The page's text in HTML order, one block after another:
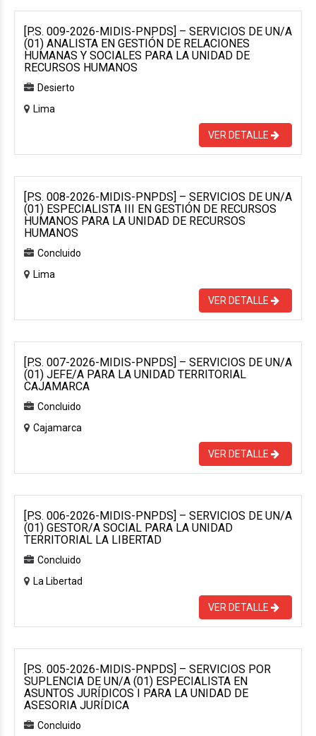
[P.S. 009-2026-MIDIS-PNPDS] – SERVICIOS DE UN/A
(01) ANALISTA EN GESTIÓN DE RELACIONES
HUMANAS Y SOCIALES PARA LA UNIDAD DE
RECURSOS HUMANOS
Desierto
Lima
VER DETALLE
[P.S. 008-2026-MIDIS-PNPDS] – SERVICIOS DE UN/A
(01) ESPECIALISTA III EN GESTIÓN DE RECURSOS
HUMANOS PARA LA UNIDAD DE RECURSOS
HUMANOS
Concluido
Lima
VER DETALLE
[P.S. 007-2026-MIDIS-PNPDS] – SERVICIOS DE UN/A
(01) JEFE/A PARA LA UNIDAD TERRITORIAL
CAJAMARCA
Concluido
Cajamarca
VER DETALLE
[P.S. 006-2026-MIDIS-PNPDS] – SERVICIOS DE UN/A
(01) GESTOR/A SOCIAL PARA LA UNIDAD
TERRITORIAL LA LIBERTAD
Concluido
La Libertad
VER DETALLE
[P.S. 005-2026-MIDIS-PNPDS] – SERVICIOS POR
SUPLENCIA DE UN/A (01) ESPECIALISTA EN
ASUNTOS JURÍDICOS I PARA LA UNIDAD DE
ASESORIA JURÍDICA
Concluido